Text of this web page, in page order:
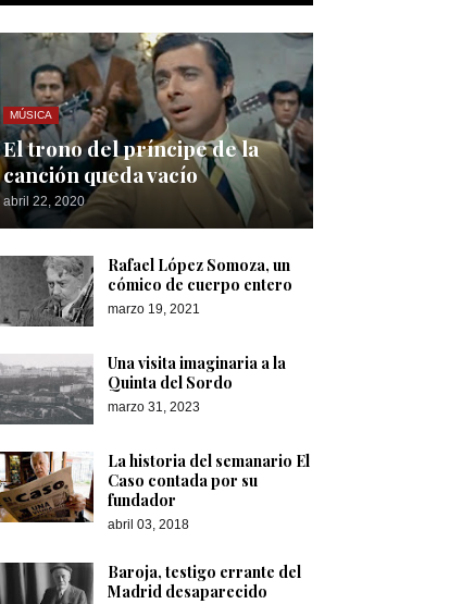
MÚSICA
El trono del príncipe de la
canción queda vacío
abril 22, 2020
Rafael López Somoza, un
cómico de cuerpo entero
marzo 19, 2021
Una visita imaginaria a la
Quinta del Sordo
marzo 31, 2023
La historia del semanario El
Caso contada por su
fundador
abril 03, 2018
Baroja, testigo errante del
Madrid desaparecido